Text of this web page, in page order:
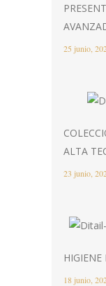
25 junio,
ALTA
23 junio,
HIGIENE
18 junio,